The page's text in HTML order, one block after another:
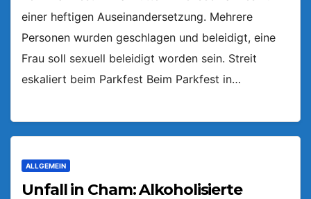
einer heftigen Auseinandersetzung. Mehrere
Personen wurden geschlagen und beleidigt, eine
Frau soll sexuell beleidigt worden sein. Streit
eskaliert beim Parkfest Beim Parkfest in…
ALLGEMEIN
Unfall in Cham: Alkoholisierte